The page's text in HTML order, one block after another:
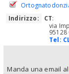
Indirizzo:
CT:
via
95128
Tel:
Manda una email